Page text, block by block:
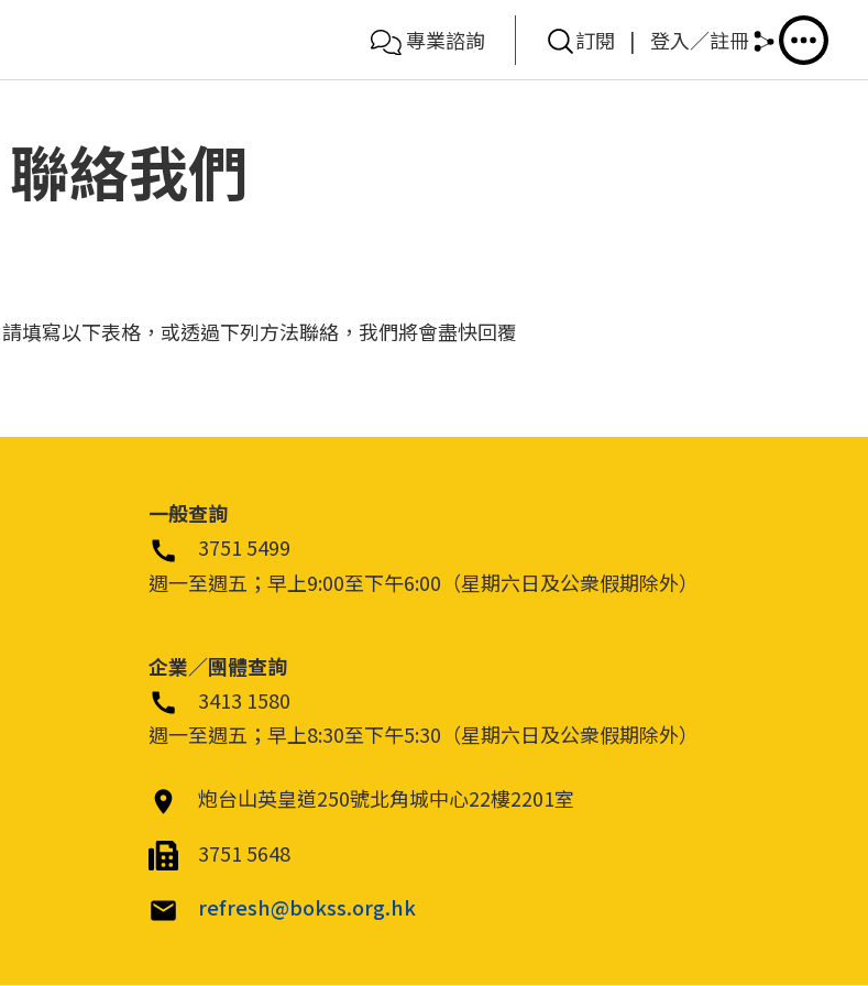
專業諮詢 訂閱 | 登入／註冊
聯絡我們
填寫以下表格，或透過下列方法聯絡，我們將會盡快回覆
一般查詢
3751 5499
週一至週五；早上9:00至下午6:00（星期六日及公衆假期除外）
企業／團體查詢
3413 1580
週一至週五；早上8:30至下午5:30（星期六日及公衆假期除外）
炮台山英皇道250號北角城中心22樓2201室
3751 5648
refresh@bokss.org.hk